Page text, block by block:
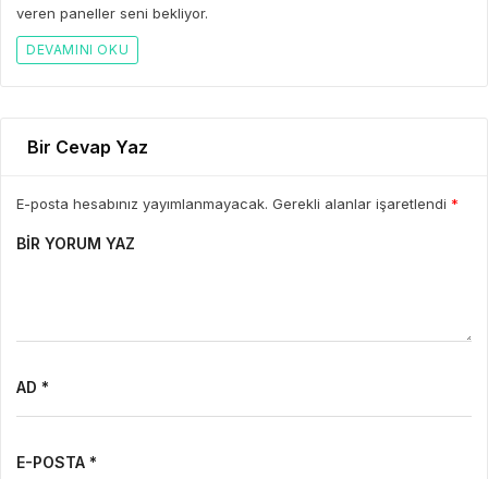
veren paneller seni bekliyor.
DEVAMINI OKU
Bir Cevap Yaz
E-posta hesabınız yayımlanmayacak. Gerekli alanlar işaretlendi *
BIR YORUM YAZ
AD *
E-POSTA *